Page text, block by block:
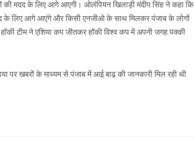
की मदद के लिए आगे आएगी। ओलंपियन खिलाड़ी मंदीप सिंह ने कहा कि
के लिए आगे आएंगे और किसी एनजीओ के साथ मिलकर पंजाब के लोगों
टीम ने एशिया कप जीतकर हॉकी विश्व कप में अपनी जगह पक्की
पर खबरों के माध्यम से पंजाब में आई बाढ़ की जानकारी मिल रही थी